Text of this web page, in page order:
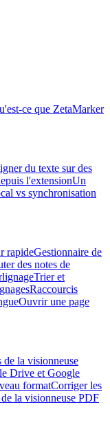
ce que ZetaMarker
du texte sur des
l'extensionUn
vs synchronisation
rapideGestionnaire de
des notes de
Trier et
Raccourcis
Ouvrir une page
de la visionneuse
Drive et Google
formatCorriger les
la visionneuse PDF